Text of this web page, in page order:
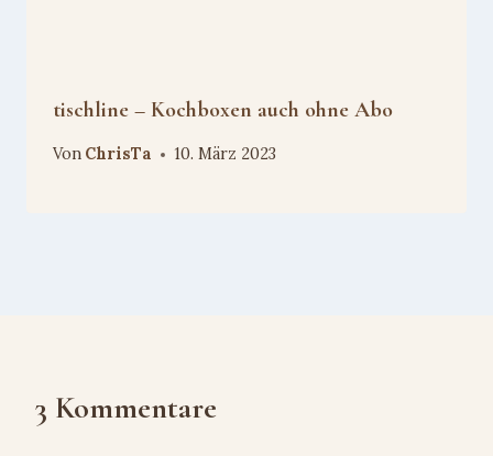
tischline – Kochboxen auch ohne Abo
Von ChrisTa 10. März 2023
3 Kommentare